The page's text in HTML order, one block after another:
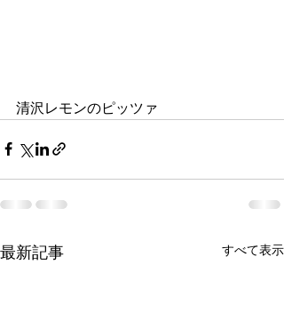
清沢レモンのピッツァ
最新記事 すべて表示